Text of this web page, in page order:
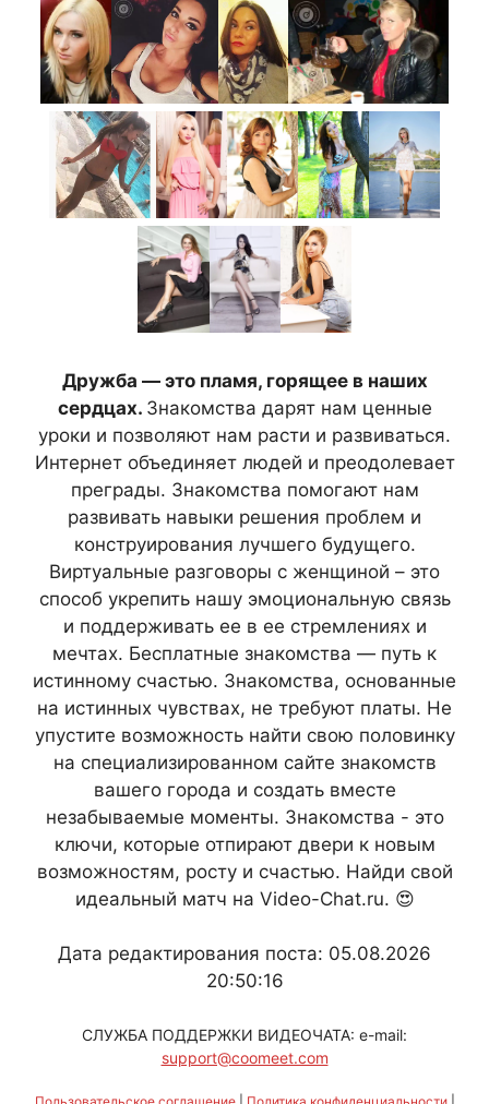
Дружба — это пламя, горящее в наших
сердцах. Знакомства дарят нам ценные
уроки и позволяют нам расти и развиваться.
Интернет объединяет людей и преодолевает
преграды. Знакомства помогают нам
развивать навыки решения проблем и
конструирования лучшего будущего.
Виртуальные разговоры с женщиной – это
способ укрепить нашу эмоциональную связь
и поддерживать ее в ее стремлениях и
мечтах. Бесплатные знакомства — путь к
истинному счастью. Знакомства, основанные
на истинных чувствах, не требуют платы. Не
упустите возможность найти свою половинку
на специализированном сайте знакомств
вашего города и создать вместе
незабываемые моменты. Знакомства - это
ключи, которые отпирают двери к новым
возможностям, росту и счастью. Найди свой
идеальный матч на Video-Chat.ru. 😍
Дата редактирования поста: 05.08.2026
20:50:16
СЛУЖБА ПОДДЕРЖКИ ВИДЕОЧАТА: e-mail:
support@coomeet.com
Пользовательское соглашение| Политика конфиденциальности|